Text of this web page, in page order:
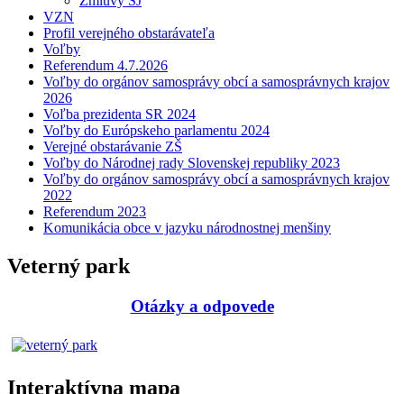
VZN
Profil verejného obstarávateľa
Voľby
Referendum 4.7.2026
Voľby do orgánov samosprávy obcí a samosprávnych krajov
2026
Voľba prezidenta SR 2024
Voľby do Európskeho parlamentu 2024
Verejné obstarávanie ZŠ
Voľby do Národnej rady Slovenskej republiky 2023
Voľby do orgánov samosprávy obcí a samosprávnych krajov
2022
Referendum 2023
Komunikácia obce v jazyku národnostnej menšiny
Veterný park
Otázky a odpovede
Interaktívna mapa